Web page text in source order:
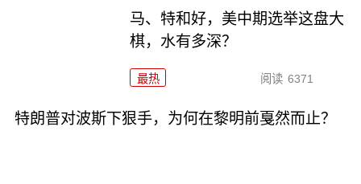
马、特和好，美中期选举这盘大
棋，水有多深？
最热 阅读 6371
特朗普对波斯下狠手，为何在黎明前戛然而止？